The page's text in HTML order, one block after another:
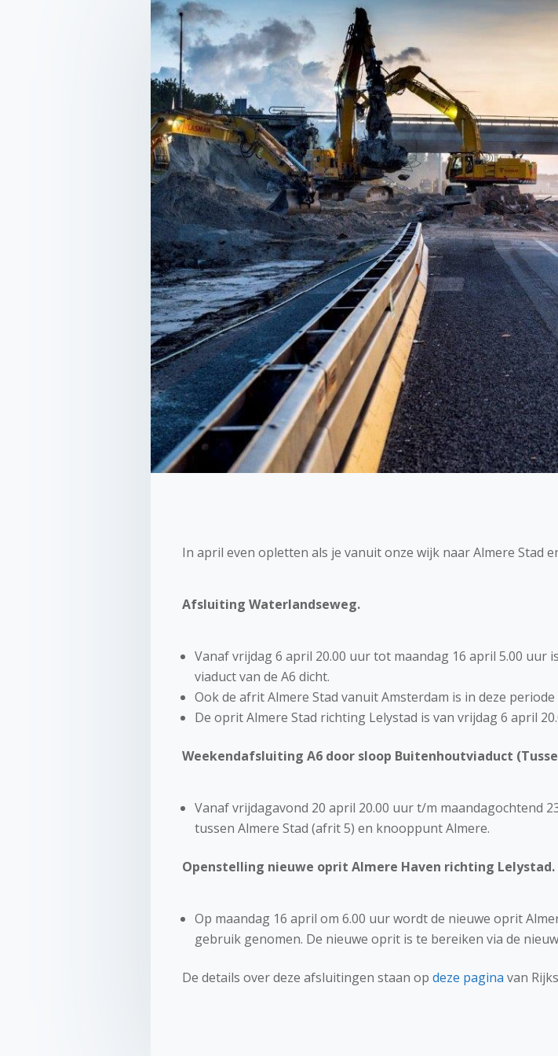
In april even opletten als je vanuit onze wijk naar Almere Stad
Afsluiting Waterlandseweg.
Vanaf vrijdag 6 april 20.00 uur tot maandag 16 april 5.00 uur
viaduct van de A6 dicht.
Ook de afrit Almere Stad vanuit Amsterdam is in deze
De oprit Almere Stad richting Lelystad is van vrijdag 6 april
Weekendafsluiting A6 door sloop Buitenhoutviaduct
Vanaf vrijdagavond 20 april 20.00 uur t/m maandagochtend
tussen Almere Stad (afrit 5) en knooppunt Almere.
Openstelling nieuwe oprit Almere Haven richting Lelystad.
Op maandag 16 april om 6.00 uur wordt de nieuwe oprit
gebruik genomen. De nieuwe oprit is te bereiken via de
De details over deze afsluitingen staan op deze pagina van